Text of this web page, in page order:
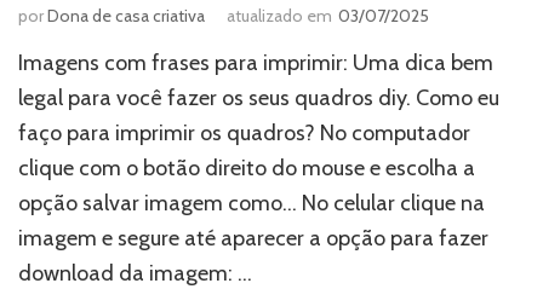
porDona de casa criativa atualizado em 03/07/2025
Imagens com frases para imprimir: Uma dica bem
legal para você fazer os seus quadros diy. Como eu
faço para imprimir os quadros? No computador
clique com o botão direito do mouse e escolha a
opção salvar imagem como… No celular clique na
imagem e segure até aparecer a opção para fazer
download da imagem: …